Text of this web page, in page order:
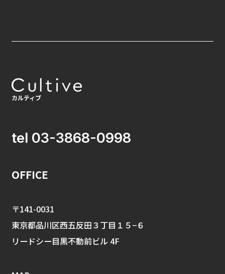
tel 03-3868-0998
OFFICE
〒141-0031
東京都品川区西五反田３丁目１５−６
リードシー目黒不動前ビル 4F